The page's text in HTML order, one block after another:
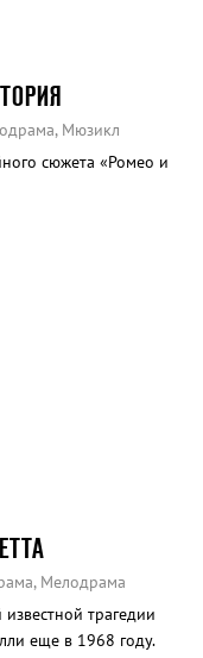
Мюзикл
сюжета «Ромео и
Мелодрама
трагедии
еще в 1968 году.